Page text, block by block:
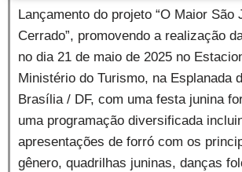
Lançamento do projeto “O Maior São
Cerrado”, promovendo a realização
no dia 21 de maio de 2025 no
Ministério do Turismo, na Esplanada
Brasília / DF, com uma festa junina
uma programação diversificada
apresentações de forró com os
gênero, quadrilhas juninas, danças